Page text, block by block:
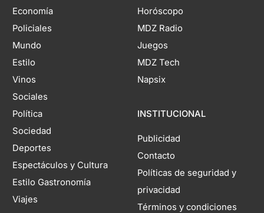
Economía
Policiales
Mundo
Estilo
Vinos
Sociales
Política
Sociedad
Deportes
Espectáculos y Cultura
Estilo Gastronomía
Viajes
Horóscopo
MDZ Radio
Juegos
MDZ Tech
Napsix
INSTITUCIONAL
Publicidad
Contacto
Políticas de seguridad y
privacidad
Términos y condiciones